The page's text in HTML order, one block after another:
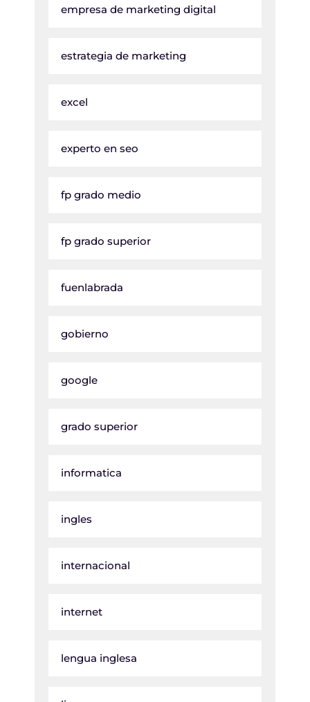
empresa de marketing digital
estrategia de marketing
excel
experto en seo
fp grado medio
fp grado superior
fuenlabrada
gobierno
google
grado superior
informatica
ingles
internacional
internet
lengua inglesa